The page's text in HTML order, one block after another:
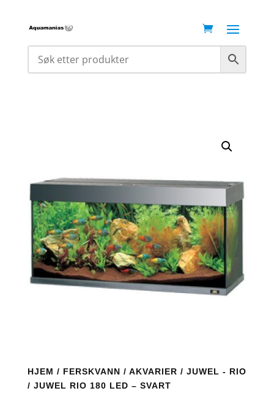
HJEM / FERSKVANN / AKVARIER / JUWEL - RIO
/ JUWEL RIO 180 LED – SVART